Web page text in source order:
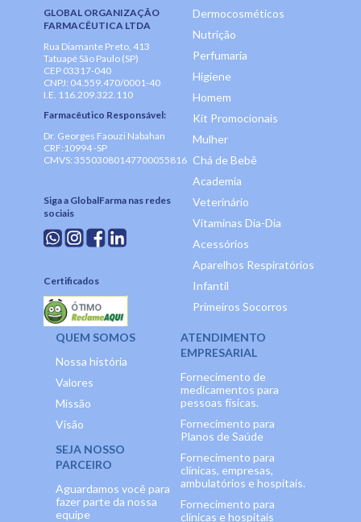
GLOBAL ORGANIZAÇÃO
FARMACÊUTICA LTDA
Rua Diamante Preto, 413
Tatuapé São Paulo (SP)
CEP 03317-040
CNPJ: 04.559.470/0001-40
I.E. 116.209.322.110
Farmacêutico Responsável:
Dr. Georges Faouzi Nabahan
CRF:10994 -SP
CMVS: 35503080147700055816
Siga a GlobalFarma nas redes
sociais
Certificados
Dermocosméticos
Nutrição
Perfumaria
Higiene
Homem
Kit Promocionais
Mulher
Chá de Bebê
Academia
Veterinário
Vitaminas Dia-Dia
Acessórios
Aparelhos Respiratórios
Infantil
Primeiros Socorros
QUEM SOMOS
Nossa história
Valores
Missão
Visão
SEJA NOSSO
PARCEIRO
Aguardamos você para
fazer parte da nossa
equipe
ATENDIMENTO
EMPRESARIAL
Fornecimento de
medicamentos para
pessoas físicas.
Fornecimento para
Planos de Saúde
Fornecimento para
clínicas, empresas,
ambulatórios e hospitais.
Fornecimento para
clínicas e hospitais